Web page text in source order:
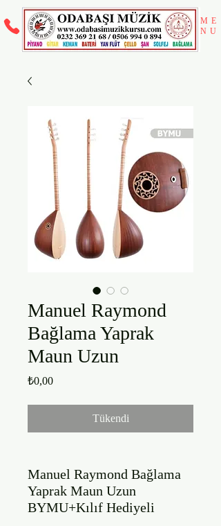
ME
NU
Manuel Raymond
Bağlama Yaprak
Maun Uzun
₺0,00Fiyat
Tükendi
Manuel Raymond Bağlama
Yaprak Maun Uzun
BYMU+Kılıf Hediyeli